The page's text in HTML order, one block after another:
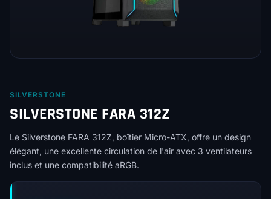
SILVERSTONE
SILVERSTONE FARA 312Z
Le Silverstone FARA 312Z, boîtier Micro-ATX, offre un design
élégant, une excellente circulation de l'air avec 3 ventilateurs
inclus et une compatibilité aRGB.